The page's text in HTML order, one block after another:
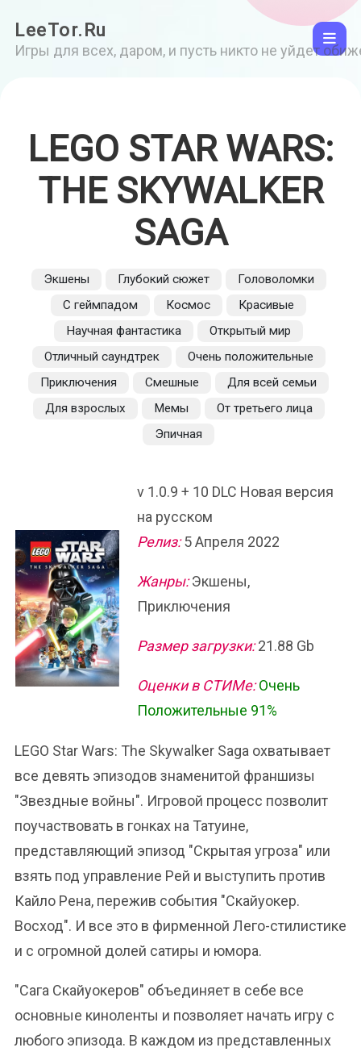
LeeTor.Ru
Игры для всех, даром, и пусть никто не уйдет
LEGO STAR WARS:
THE SKYWALKER
SAGA
Экшены Глубокий сюжет
Головоломки
С геймпадом
Космос
Красивые
Научная фантастика
Открытый мир
Отличный саундтрек
Очень положительные
Приключения
Смешные
Для всей семьи
Для взрослых
Мемы
От третьего лица
Эпичная
v 1.0.9 + 10 DLC Новая версия
на русском
Релиз:5 Апреля 2022
Жанры:Экшены,
Приключения
Размер загрузки:21.88 Gb
Оценки в СТИМе: Очень
Положительные 91%
LEGO Star Wars: The Skywalker Saga охватывает
все девять эпизодов знаменитой франшизы
"Звездные войны". Игровой процесс позволит
поучаствовать в гонках на Татуине,
представляющий эпизод "Скрытая угроза" или
взять под управление Рей и выступить против
Кайло Рена, пережив события "Скайуокер.
Восход". И все это в фирменной Лего-стилистике
и с огромной долей сатиры и юмора.
"Сага Скайуокеров" объединяет в себе все
основные киноленты и позволяет начать игру с
любого эпизода. В каждом из представленных